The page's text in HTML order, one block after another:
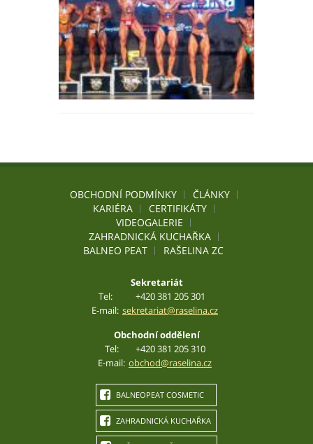
OBCHODNÍ PODMÍNKY
ČLÁNKY
KARIÉRA
CERTIFIKÁTY
VIDEOGALERIE
ZAHRADNICKÁ KUCHAŘKA
BALNEO PEAT
RAŠELINA ZC
Sekretariát
Tel:
+420 381 205 301
E-mail: sekretariat@raselina.cz
Obchodní oddělení
Tel:
+420 381 205 310
E-mail: obchod@raselina.cz
BALNEOPEAT COSMETIC
ZAHRADNICKÁ KUCHAŘKA